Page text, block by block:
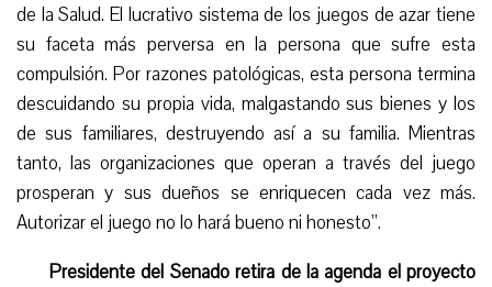
de la Salud. El lucrativo sistema de los juegos de azar tiene
su faceta más perversa en la persona que sufre esta
compulsión. Por razones patológicas, esta persona termina
descuidando su propia vida, malgastando sus bienes y los
de sus familiares, destruyendo así a su familia. Mientras
tanto, las organizaciones que operan a través del juego
prosperan y sus dueños se enriquecen cada vez más.
Autorizar el juego no lo hará bueno ni honesto”.
Presidente del Senado retira de la agenda el proyecto